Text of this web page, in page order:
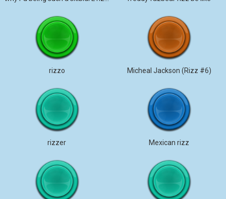
rizzo Micheal Jackson (Rizz #6)
rizzer Mexican rizz